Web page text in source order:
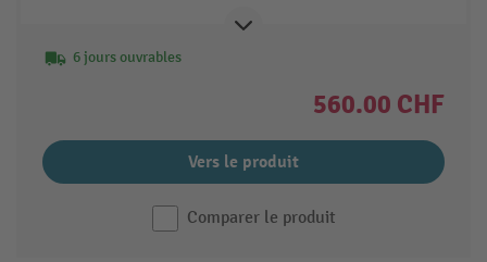
6 jours ouvrables
560.00 CHF
Vers le produit
Comparer le produit